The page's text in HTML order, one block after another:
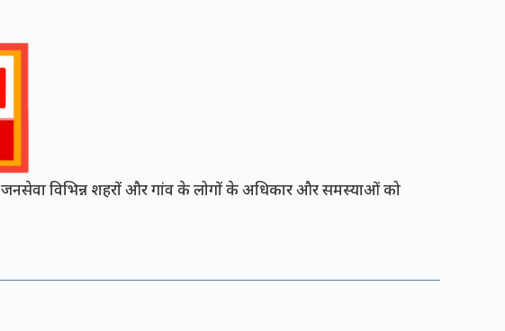
विभिन्न शहरों और गांव के लोगों के अधिकार और समस्याओं को